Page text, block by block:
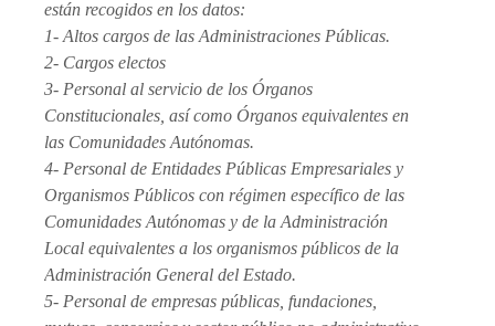
están recogidos en los datos:
1- Altos cargos de las Administraciones Públicas.
2- Cargos electos
3- Personal al servicio de los Órganos
Constitucionales, así como Órganos equivalentes en
las Comunidades Autónomas.
4- Personal de Entidades Públicas Empresariales y
Organismos Públicos con régimen específico de las
Comunidades Autónomas y de la Administración
Local equivalentes a los organismos públicos de la
Administración General del Estado.
5- Personal de empresas públicas, fundaciones,